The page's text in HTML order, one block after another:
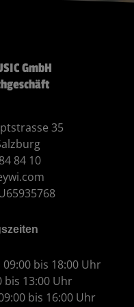
GmbH
35
84 10
bis 18:00 Uhr
bis 13:00 Uhr
bis 16:00 Uhr